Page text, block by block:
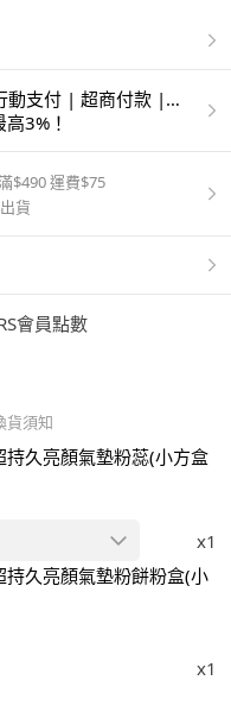
支付 | 超商付款 |
戶付款
3%！
$490 運費$75
貨
會員點數
貨須知
持久亮顏氣墊粉蕊(小方盒
x1
持久亮顏氣墊粉餅粉盒(小
x1